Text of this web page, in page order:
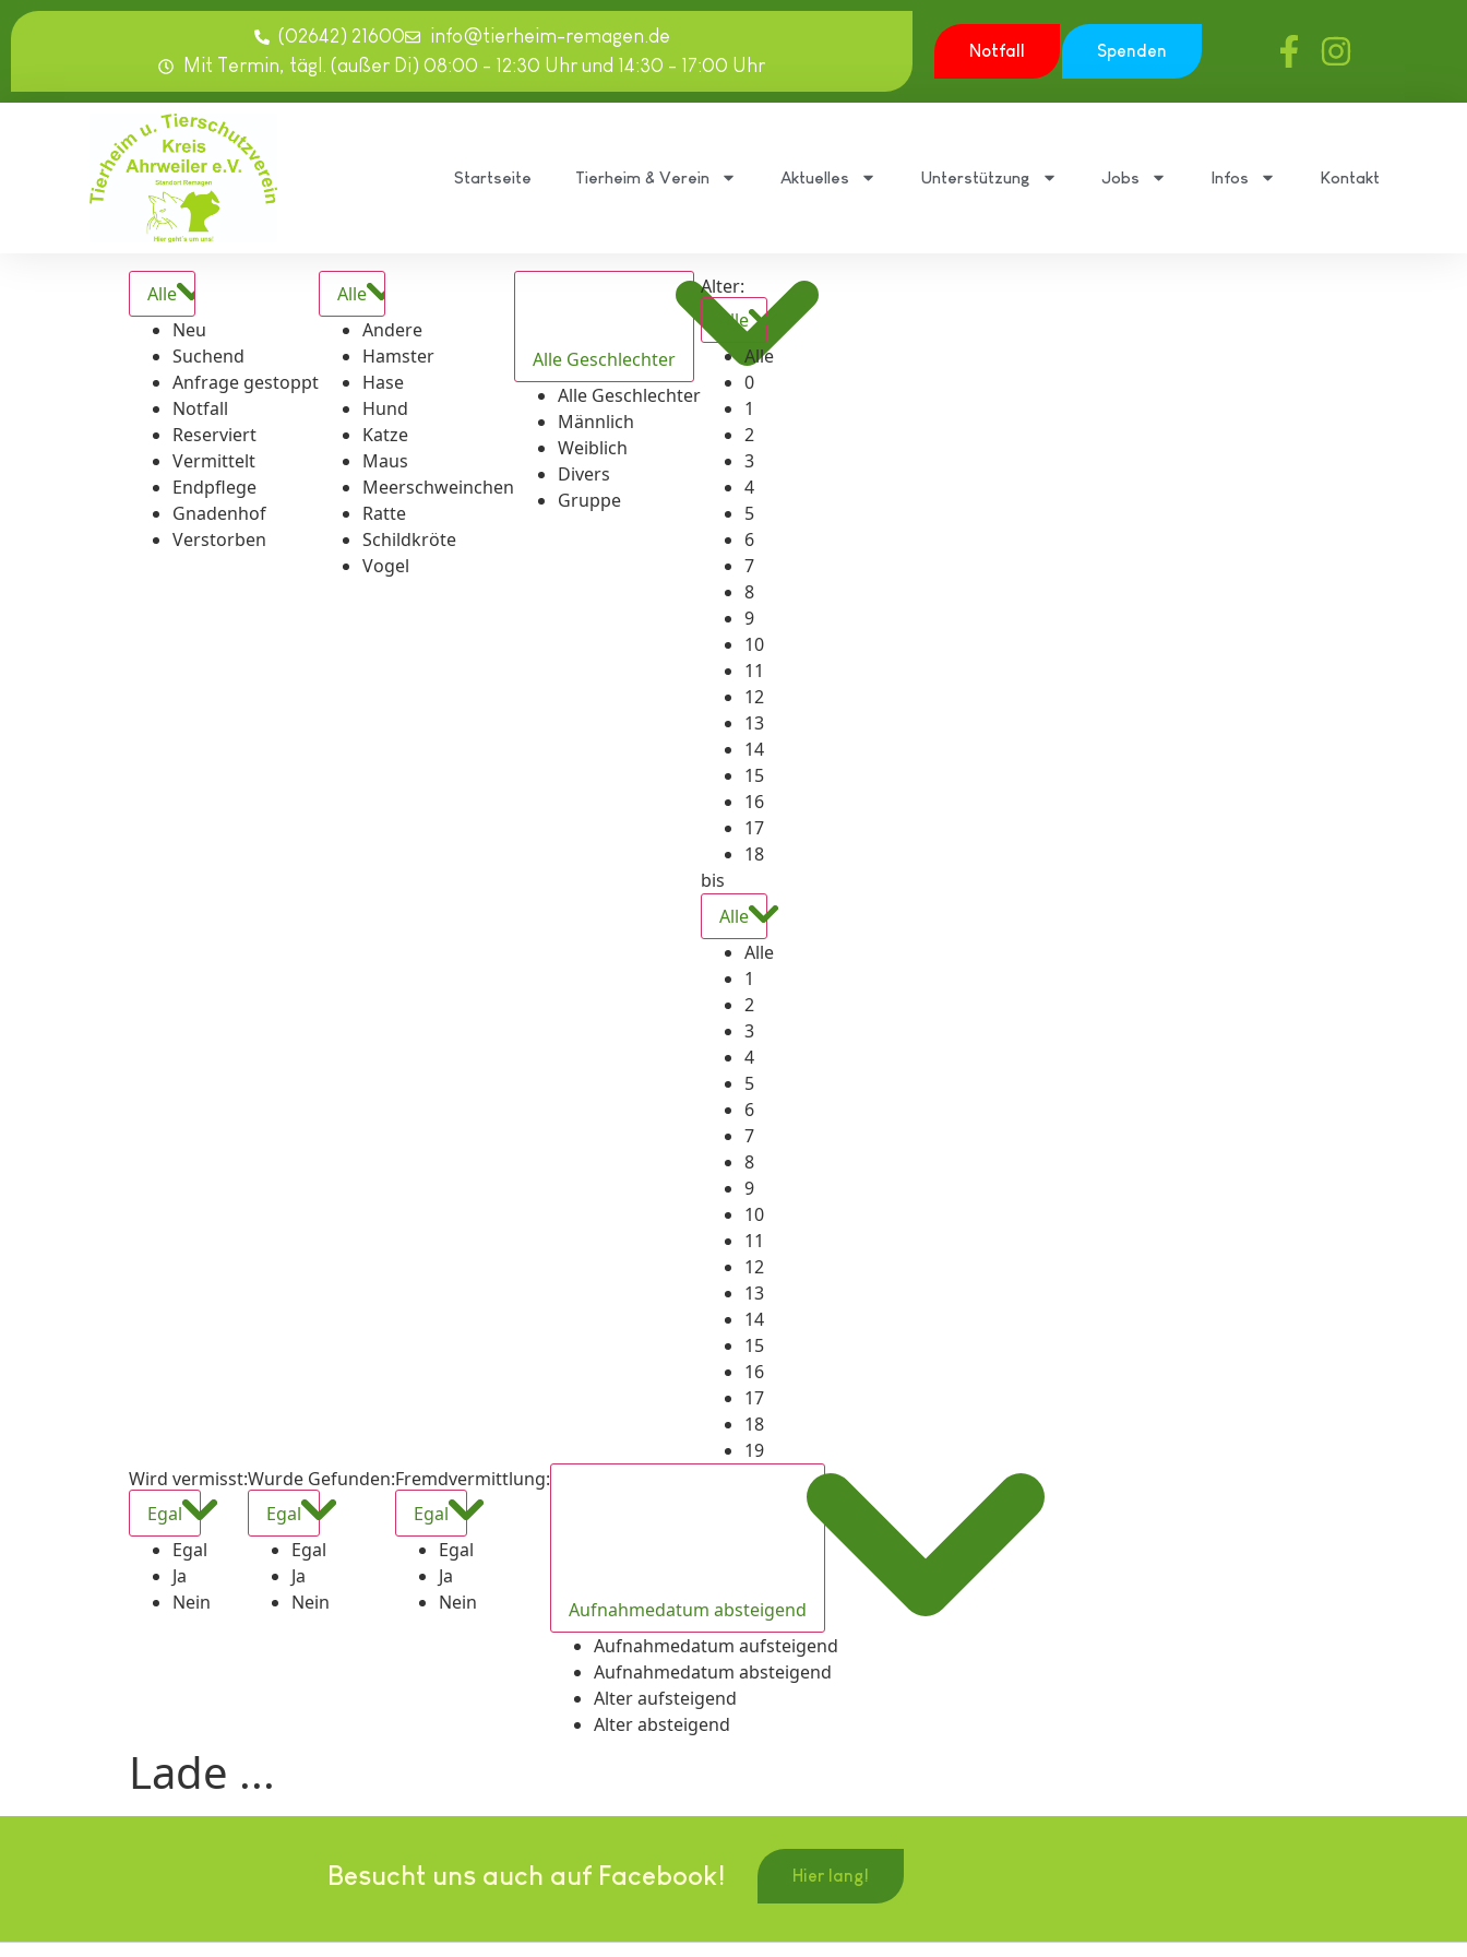
springen
(02642) 21600
info@tierheim-remagen.de
Mit Termin, tägl. (außer Di) 08:00 - 12:30 Uhr und 14:30 - 17:00 Uhr
Notfall Spenden
Startseite Tierheim & Verein Aktuelles Unterstützung Jobs Infos Kontakt
Alle
Neu
Suchend
Anfrage gestoppt
Notfall
Reserviert
Vermittelt
Endpflege
Gnadenhof
Verstorben
Alle
Andere
Hamster
Hase
Hund
Katze
Maus
Meerschweinchen
Ratte
Schildkröte
Vogel
Alle Geschlechter
Alle Geschlechter
Männlich
Weiblich
Divers
Gruppe
Alter:
Alle
Alle
0
1
2
3
4
5
6
7
8
9
10
11
12
13
14
15
16
17
18
bis
Alle
Alle
1
2
3
4
5
6
7
8
9
10
11
12
13
14
15
16
17
18
19
Wird vermisst:
Egal
Egal
Ja
Nein
Wurde Gefunden:
Egal
Egal
Ja
Nein
Fremdvermittlung:
Egal
Egal
Ja
Nein
Aufnahmedatum absteigend
Aufnahmedatum aufsteigend
Aufnahmedatum absteigend
Alter aufsteigend
Alter absteigend
Lade ...
Besucht uns auch auf Facebook! Hier lang!